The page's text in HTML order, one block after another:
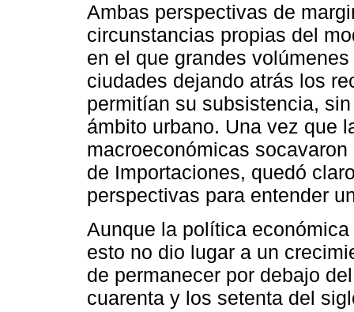
Ambas perspectivas de
circunstancias propias del
en el que grandes
ciudades dejando atrás los
permitían su subsistencia,
ámbito urbano. Una vez que
macroeconómicas
de Importaciones, quedó
perspectivas para entender
Aunque la política
esto no dio lugar a un
de permanecer por debajo
cuarenta y los setenta del